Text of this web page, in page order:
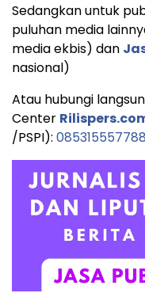
Sedangkan untuk
puluhan media
media ekbis) dan
nasional)
Atau hubungi
Center
/PSPI): 085315557788